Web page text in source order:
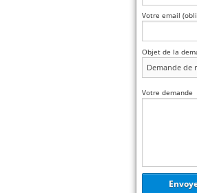
Votre email
Objet de la
Votre demande